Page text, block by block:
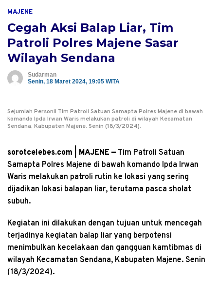
MAJENE
Cegah Aksi Balap Liar, Tim
Patroli Polres Majene Sasar
Wilayah Sendana
Sudarman
Senin, 18 Maret 2024, 19:05 WITA
Sejumlah Personil Tim Patroli Satuan Samapta Polres Majene di bawah
komando Ipda Irwan Waris melakukan patroli di wilayah Kecamatan
Sendana, Kabupaten Majene. Senin (18/3/2024).
sorotcelebes.com | MAJENE — Tim Patroli Satuan
Samapta Polres Majene di bawah komando Ipda Irwan
Waris melakukan patroli rutin ke lokasi yang sering
dijadikan lokasi balapan liar, terutama pasca sholat
subuh.
Kegiatan ini dilakukan dengan tujuan untuk mencegah
terjadinya kegiatan balap liar yang berpotensi
menimbulkan kecelakaan dan gangguan kamtibmas di
wilayah Kecamatan Sendana, Kabupaten Majene. Senin
(18/3/2024).